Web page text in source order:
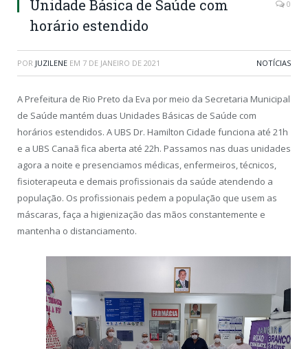
Unidade Básica de Saúde com
horário estendido
0
POR JUZILENE EM 7 DE JANEIRO DE 2021 NOTÍCIAS
A Prefeitura de Rio Preto da Eva por meio da Secretaria Municipal
de Saúde mantém duas Unidades Básicas de Saúde com
horários estendidos. A UBS Dr. Hamilton Cidade funciona até 21h
e a UBS Canaã fica aberta até 22h. Passamos nas duas unidades
agora a noite e presenciamos médicas, enfermeiros, técnicos,
fisioterapeuta e demais profissionais da saúde atendendo a
população. Os profissionais pedem a população que usem as
máscaras, faça a higienização das mãos constantemente e
mantenha o distanciamento.